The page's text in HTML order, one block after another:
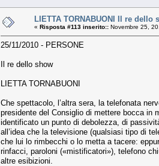
LIETTA TORNABUONI Il re dello
« Risposta #113 inserito:: Novembre 25,
25/11/2010 - PERSONE
Il re dello show
LIETTA TORNABUONI
Che spettacolo, l’altra sera, la telefonata
presidente del Consiglio di mettere bocca in
identificato un punto di debolezza, di
all’idea che la televisione (qualsiasi tipo di
che lui lo rimbecchi o lo metta a tacere:
rinfacci, paroloni («mistificatori»), telefono
altre esibizioni.